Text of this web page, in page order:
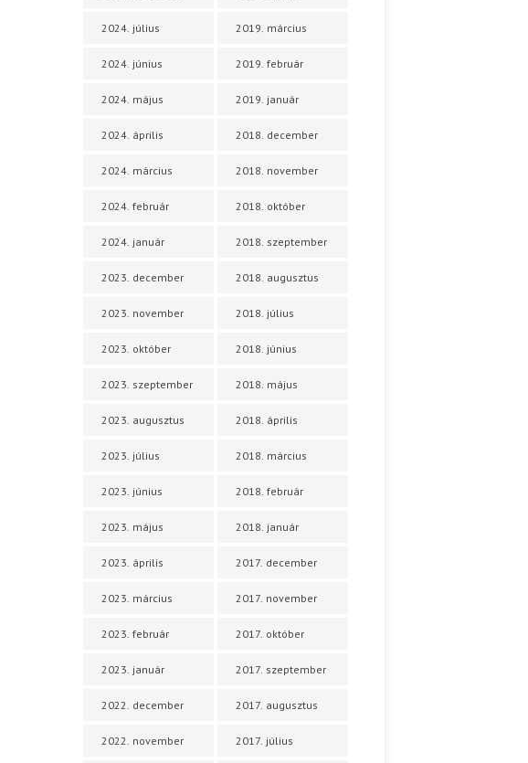
2024. július
2024. június
2024. május
2024. április
2024. március
2024. február
2024. január
2023. december
2023. november
2023. október
2023. szeptember
2023. augusztus
2023. július
2023. június
2023. május
2023. április
2023. március
2023. február
2023. január
2022. december
2022. november
2019. március
2019. február
2019. január
2018. december
2018. november
2018. október
2018. szeptember
2018. augusztus
2018. július
2018. június
2018. május
2018. április
2018. március
2018. február
2018. január
2017. december
2017. november
2017. október
2017. szeptember
2017. augusztus
2017. július